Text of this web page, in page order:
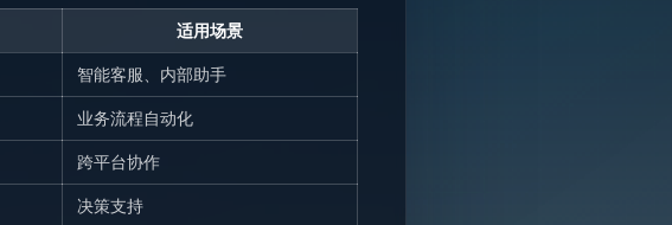
适用场景
智能客服、内部助手
业务流程自动化
跨平台协作
决策支持